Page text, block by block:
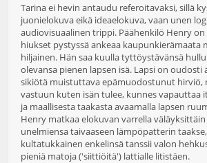
Tarina ei hevin antaudu referoitavaksi, sillä
juonielokuva eikä ideaelokuva, vaan unen
audiovisuaalinen trippi. Päähenkilö Henry
hiukset pystyssä ankeaa kaupunkierämaata
hiljainen. Hän saa kuulla tyttöystävänsä
olevansa pienen lapsen isä. Lapsi on oudosti
sikiötä muistuttava epämuodostunut hirviö,
vastuun kuten isän tulee, kunnes vapauttaa
ja maallisesta taakasta avaamalla lapsen
Henry matkaa elokuvan varrella
unelmiensa taivaaseen lämpöpatterin
kultatukkainen enkelinsä tanssii valon
pieniä matoja ('siittiöitä') lattialle litistäen.